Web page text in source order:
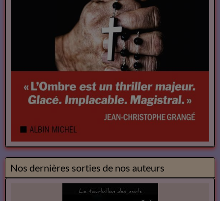
Nos dernières sorties de nos auteurs